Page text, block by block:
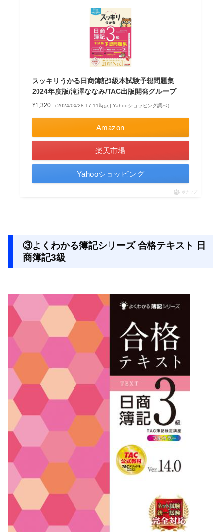
スッキリうかる日商簿記3級本試験予想問題集
2024年度版/滝澤ななみ/TAC出版開発グループ
¥1,320 （2024/04/28 17:11時点 | Yahooショッピング調べ）
Amazon
楽天市場
Yahooショッピング
ポチップ
③よくわかる簿記シリーズ 合格テキスト 日
商簿記3級